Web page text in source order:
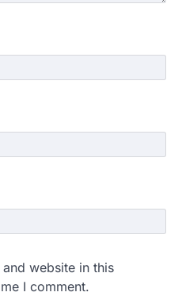
website in this
I comment.